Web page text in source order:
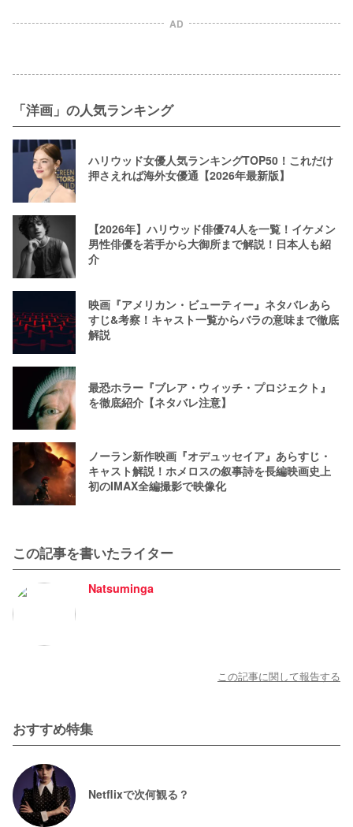
AD
「洋画」の人気ランキング
ハリウッド女優人気ランキングTOP50！これだけ
押さえれば海外女優通【2026年最新版】
【2026年】ハリウッド俳優74人を一覧！イケメン
男性俳優を若手から大御所まで解説！日本人も紹
介
映画『アメリカン・ビューティー』ネタバレあら
すじ&考察！キャスト一覧からバラの意味まで徹底
解説
最恐ホラー『ブレア・ウィッチ・プロジェクト』
を徹底紹介【ネタバレ注意】
ノーラン新作映画『オデュッセイア』あらすじ・
キャスト解説！ホメロスの叙事詩を長編映画史上
初のIMAX全編撮影で映像化
この記事を書いたライター
Natsuminga
この記事に関して報告する
おすすめ特集
Netflixで次何観る？